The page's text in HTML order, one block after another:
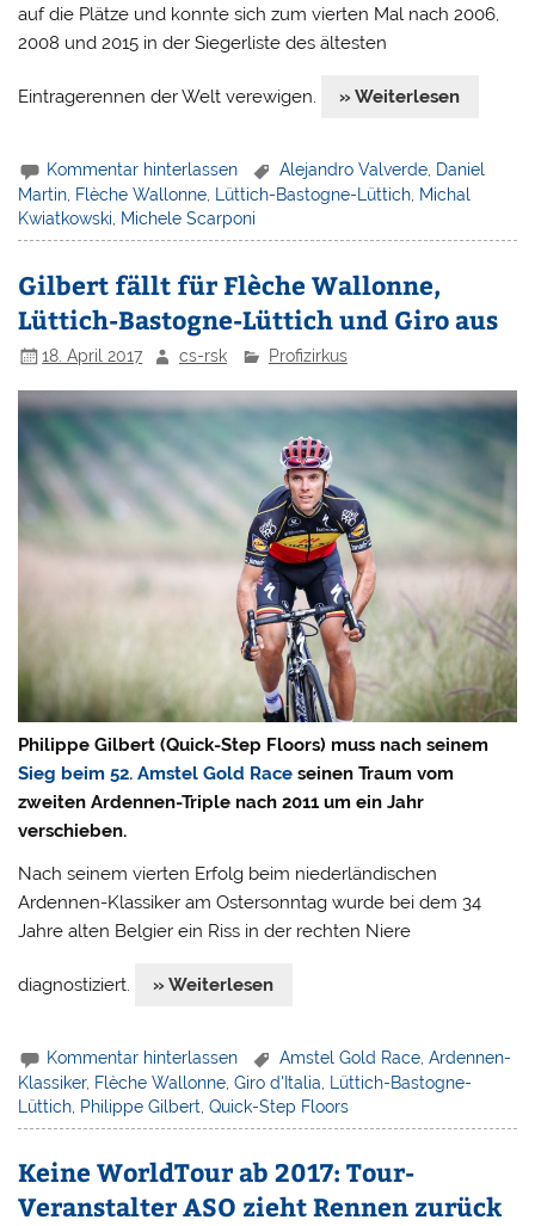
auf die Plätze und konnte sich zum vierten Mal nach 2006,
2008 und 2015 in der Siegerliste des ältesten
Eintragerennen der Welt verewigen. » Weiterlesen
Kommentar hinterlassen Alejandro Valverde Daniel
Martin, Flèche Wallonne, Lüttich-Bastogne-Lüttich, Michal
Kwiatkowski, Michele Scarponi
Gilbert fällt für Flèche Wallonne,
Lüttich-Bastogne-Lüttich und Giro aus
18. April 2017 cs-rsk Profizirkus
Philippe Gilbert (Quick-Step Floors) muss nach seinem
Sieg beim 52. Amstel Gold Race seinen Traum vom
zweiten Ardennen-Triple nach 2011 um ein Jahr
verschieben.
Nach seinem vierten Erfolg beim niederländischen
Ardennen-Klassiker am Ostersonntag wurde bei dem 34
Jahre alten Belgier ein Riss in der rechten Niere
diagnostiziert. » Weiterlesen
Kommentar hinterlassen Amstel Gold Race ,Ardennen-
Klassiker, Flèche Wallonne ,Giro d'Italia
Lüttich-Bastogne-
Lüttich Philippe Gilbert ,Quick-Step Floors
Keine WorldTour ab 2017: Tour-
Veranstalter ASO zieht Rennen zurück